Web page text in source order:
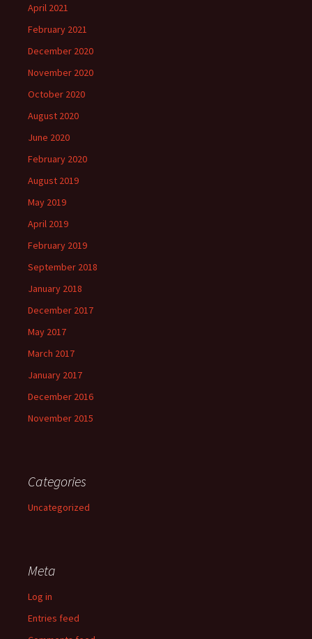
April 2021
February 2021
December 2020
November 2020
October 2020
August 2020
June 2020
February 2020
August 2019
May 2019
April 2019
February 2019
September 2018
January 2018
December 2017
May 2017
March 2017
January 2017
December 2016
November 2015
Categories
Uncategorized
Meta
Log in
Entries feed